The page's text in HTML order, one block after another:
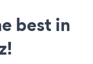
best in